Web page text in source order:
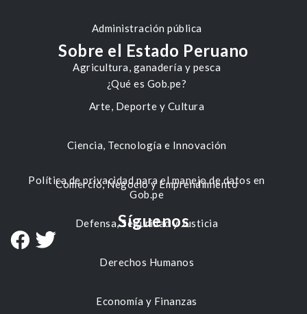
Administración pública
Agricultura, ganadería y pesca
Arte, Deporte y Cultura
Ciencia, Tecnología e Innovación
Comercio, Negocio y Emprendimiento
Defensa, Seguridad y Justicia
Derechos Humanos
Economía y Finanzas
Sobre el Estado Peruano
¿Qué es Gob.pe?
Política de privacidad para el manejo de datos en
Gob.pe
Síguenos